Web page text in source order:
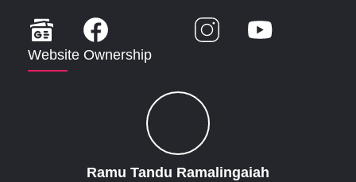
Website Ownership
Ramu Tandu Ramalingaiah